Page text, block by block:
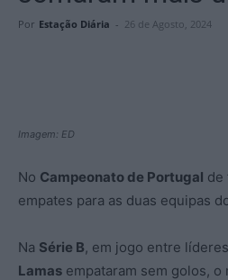
Por Estação Diária - 26 de Agosto, 2024
Imagem: ED
No Campeonato de Portugal de
empates para as duas equipas
Na Série B, em jogo entre
Lamas empataram sem golos, o